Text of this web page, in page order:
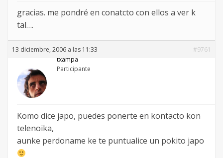
gracias. me pondré en conatcto con ellos a ver k
tal….
13 diciembre, 2006 a las 11:33
#9761
txampa
Participante
Komo dice japo, puedes ponerte en kontacto kon
telenoika,
aunke perdoname ke te puntualice un pokito japo